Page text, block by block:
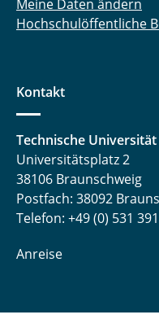
Meine Daten ändern
Hochschulöffentliche
Kontakt
Technische
Universitätsplatz 2
38106 Braunschweig
Postfach: 38092
Telefon: +49 (0) 531
Anreise